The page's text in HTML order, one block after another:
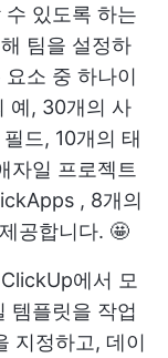
있도록 하는
팀을 설정하
소 중 하나이
예, 30개의 사
드, 10개의 태
자일 프로젝트
, 8개의
공합니다. 🤩
에서 모
템플릿을 작업
지정하고, 데이